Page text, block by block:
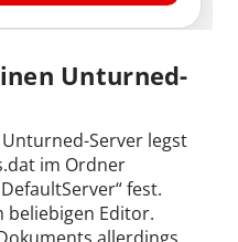
Unturned-
Server legst
im Ordner
fest.
beliebigen Editor.